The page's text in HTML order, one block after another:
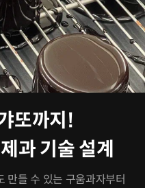
또까지!
과 기술 설계
만들 수 있는 구움과자부터